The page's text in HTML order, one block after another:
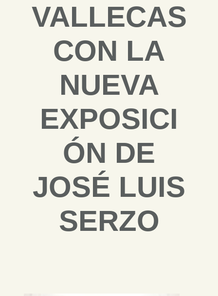
VALLECAS
CON LA
NUEVA
EXPOSICI
ÓN DE
JOSÉ LUIS
SERZO